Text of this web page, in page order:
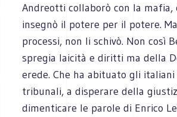
Andreotti collaborò con la
insegnò il potere per il potere.
processi, non li schivò. Non così
spregia laicità e diritti ma della
erede. Che ha abituato gli
tribunali, a disperare della
dimenticare le parole di Enrico